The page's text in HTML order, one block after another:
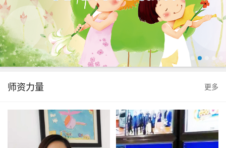
师资力量 更多